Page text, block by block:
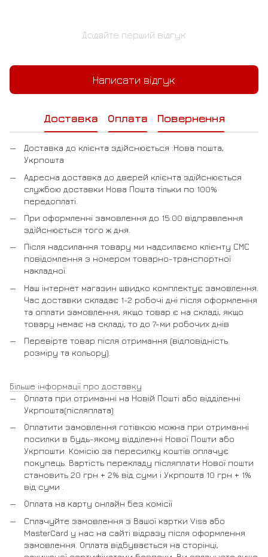
Додайте перший відгук
Написати відгук
Доставка Оплата Повернення
Доставка до клієнта здійснюється :Нова пошта,
Укрпошта
Адресна доставка до дверей клієнта здійснюється
службою доставки Нова Пошта тільки по 100%
передоплаті.
При оформленні замовлення до 15:00 відправлення
здійснюється того ж дня.
Після надсилання товару ми надсилаємо клієнту СМС
повідомлення з номером товарно-транспортної
накладної.
Наш інтернет магазин швидко комплектує замовлення.
Час доставки складає 1-2 робочі дні після оформлення
та оплати замовлення, якщо товар є на складі, якщо
товару немає на складі, то до 7-ми робочих днів
Перевірте товар після отримання (відповідність
розміру та кольору).
Більше інформації про доставку
Оплата при отриманні на Новій Пошті або відділенні
Укрпошта(післяплата)
Оплатити замовлення готівкою можна при отриманні
посилки в будь-якому відділенні Нової Пошти або
Укрпошти. Комісію за пересилку коштів оплачує
покупець. Вартість перекладу післяплати Нової пошти
становить 20 грн + 2% від суми і Укрпошта 10 грн + 1%
від суми .
Оплата на карту онлайн без комісії
Сплачуйте замовлення з Вашої картки Visa або
MasterCard у нас на сайті відразу після оформлення
замовлення. Оплата відбувається на сторінці,